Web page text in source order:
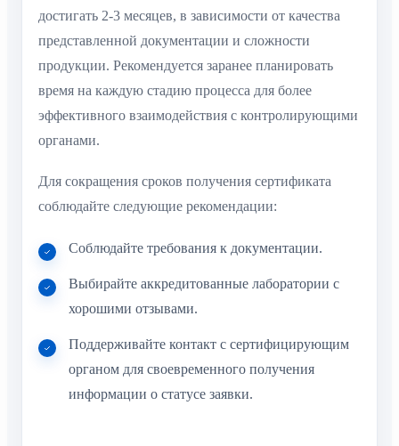
достигать 2-3 месяцев, в зависимости от качества
представленной документации и сложности
продукции. Рекомендуется заранее планировать
время на каждую стадию процесса для более
эффективного взаимодействия с контролирующими
органами.
Для сокращения сроков получения сертификата
соблюдайте следующие рекомендации:
Соблюдайте требования к документации.
Выбирайте аккредитованные лаборатории с
хорошими отзывами.
Поддерживайте контакт с сертифицирующим
органом для своевременного получения
информации о статусе заявки.